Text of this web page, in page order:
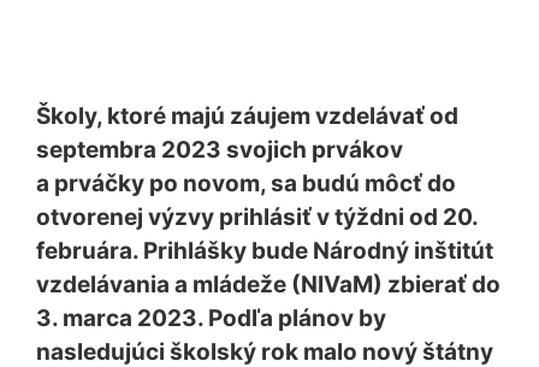
Školy, ktoré majú záujem vzdelávať od
septembra 2023 svojich prvákov
a prváčky po novom, sa budú môcť do
otvorenej výzvy prihlásiť v týždni od 20.
februára. Prihlášky bude Národný inštitút
vzdelávania a mládeže (NIVaM) zbierať do
3. marca 2023. Podľa plánov by
nasledujúci školský rok malo nový štátny